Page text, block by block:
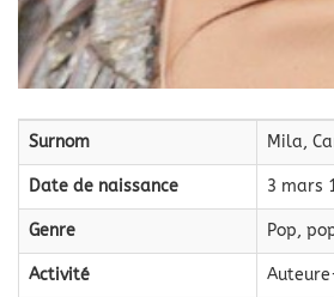
Surnom Mila,
Date de naissance 3 mars
Genre Pop,
Activité